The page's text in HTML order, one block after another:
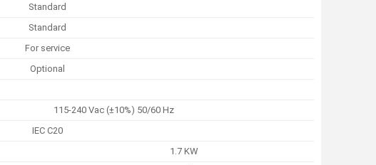
Standard
Standard
For service
Optional
115-240 Vac (±10%) 50/60 Hz
IEC C20
1.7 KW